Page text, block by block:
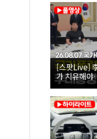
[스팟Live]
가 치유해
26.08.07 국